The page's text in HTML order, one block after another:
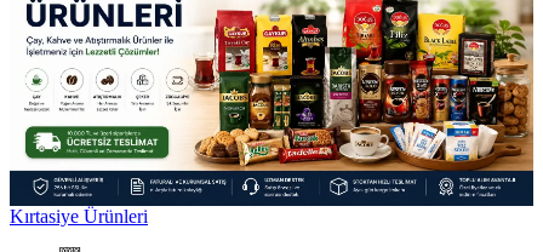
Kırtasiye Ürünleri